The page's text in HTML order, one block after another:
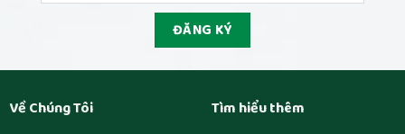
Về Chúng Tôi
Tìm hiểu thêm